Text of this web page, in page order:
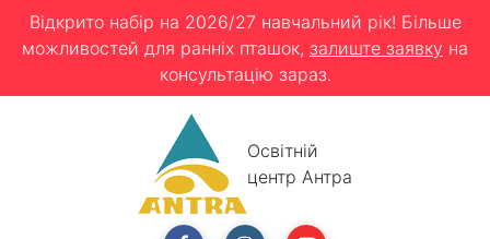
Відкрито набір на 2026/27 навчальний рік! Більше
можливостей для ранніх пташок, залиште заявку на
консультацію зараз.
Освітній
центр Антра